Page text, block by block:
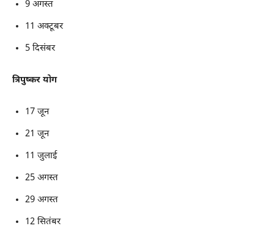
9 अगस्त
11 अक्टूबर
5 दिसंबर
त्रिपुष्कर योग
17 जून
21 जून
11 जुलाई
25 अगस्त
29 अगस्त
12 सितंबर